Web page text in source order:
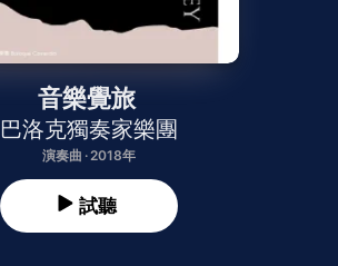
音樂覺旅
巴洛克獨奏家樂團
演奏曲 · 2018年
試聽